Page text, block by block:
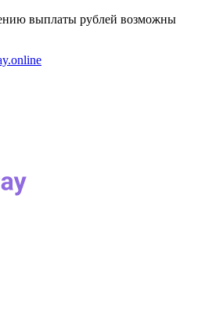
выплаты рублей возможны